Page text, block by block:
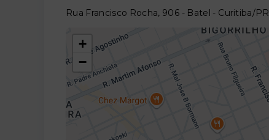
Rua Francisco Rocha, 906 - Batel - Curitiba/PR
+
−